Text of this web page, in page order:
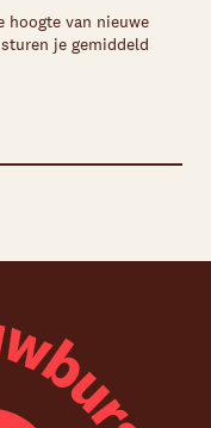
hoogte van nieuwe
je gemiddeld